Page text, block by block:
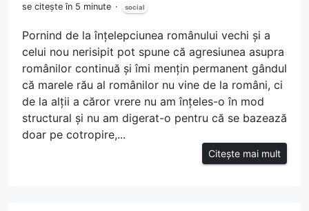
se citește în 5 minute
social
Pornind de la înțelepciunea românului vechi și a
celui nou nerisipit pot spune că agresiunea asupra
românilor continuă și îmi mențin permanent gândul
că marele rău al românilor nu vine de la români, ci
de la alții a căror vrere nu am înțeles-o în mod
structural și nu am digerat-o pentru că se bazează
doar pe cotropire,...
Citește mai mult